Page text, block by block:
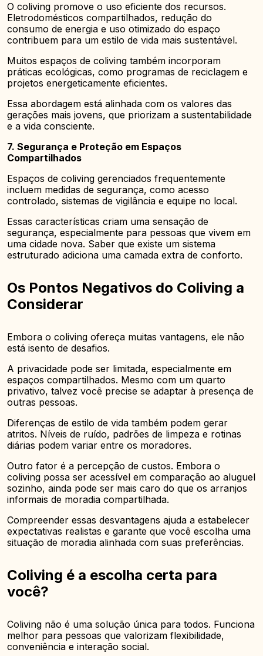
O coliving promove o uso eficiente dos recursos.
Eletrodomésticos compartilhados, redução do
consumo de energia e uso otimizado do espaço
contribuem para um estilo de vida mais sustentável.
Muitos espaços de coliving também incorporam
práticas ecológicas, como programas de reciclagem e
projetos energeticamente eficientes.
Essa abordagem está alinhada com os valores das
gerações mais jovens, que priorizam a sustentabilidade
e a vida consciente.
7. Segurança e Proteção em Espaços
Compartilhados
Espaços de coliving gerenciados frequentemente
incluem medidas de segurança, como acesso
controlado, sistemas de vigilância e equipe no local.
Essas características criam uma sensação de
segurança, especialmente para pessoas que vivem em
uma cidade nova. Saber que existe um sistema
estruturado adiciona uma camada extra de conforto.
Os Pontos Negativos do Coliving a
Considerar
Embora o coliving ofereça muitas vantagens, ele não
está isento de desafios.
A privacidade pode ser limitada, especialmente em
espaços compartilhados. Mesmo com um quarto
privativo, talvez você precise se adaptar à presença de
outras pessoas.
Diferenças de estilo de vida também podem gerar
atritos. Níveis de ruído, padrões de limpeza e rotinas
diárias podem variar entre os moradores.
Outro fator é a percepção de custos. Embora o
coliving possa ser acessível em comparação ao aluguel
sozinho, ainda pode ser mais caro do que os arranjos
informais de moradia compartilhada.
Compreender essas desvantagens ajuda a estabelecer
expectativas realistas e garante que você escolha uma
situação de moradia alinhada com suas preferências.
Coliving é a escolha certa para
você?
Coliving não é uma solução única para todos. Funciona
melhor para pessoas que valorizam flexibilidade,
conveniência e interação social.